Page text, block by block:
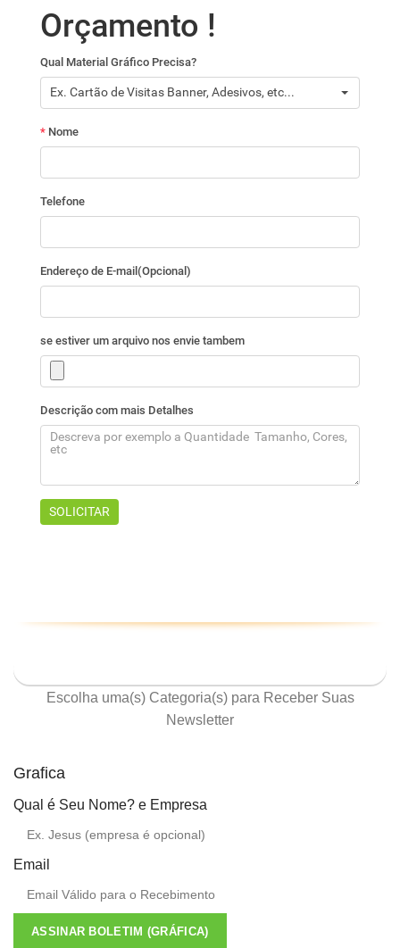
Escolha uma(s) Categoria(s) para Receber Suas
Newsletter
Grafica
Qual é Seu Nome? e Empresa
Email
ASSINAR BOLETIM (GRÁFICA)